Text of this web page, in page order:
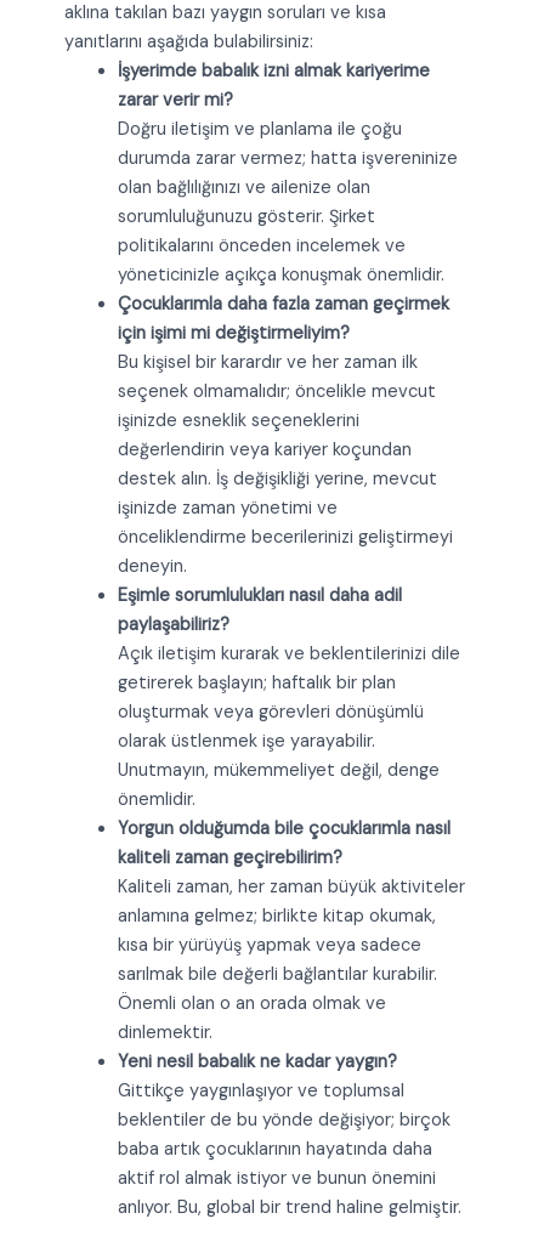
aklına takılan bazı yaygın soruları ve kısa
yanıtlarını aşağıda bulabilirsiniz:
İşyerimde babalık izni almak kariyerime
zarar verir mi?
Doğru iletişim ve planlama ile çoğu
durumda zarar vermez; hatta işvereninize
olan bağlılığınızı ve ailenize olan
sorumluluğunuzu gösterir. Şirket
politikalarını önceden incelemek ve
yöneticinizle açıkça konuşmak önemlidir.
Çocuklarımla daha fazla zaman geçirmek
için işimi mi değiştirmeliyim?
Bu kişisel bir karardır ve her zaman ilk
seçenek olmamalıdır; öncelikle mevcut
işinizde esneklik seçeneklerini
değerlendirin veya kariyer koçundan
destek alın. İş değişikliği yerine, mevcut
işinizde zaman yönetimi ve
önceliklendirme becerilerinizi geliştirmeyi
deneyin.
Eşimle sorumlulukları nasıl daha adil
paylaşabiliriz?
Açık iletişim kurarak ve beklentilerinizi dile
getirerek başlayın; haftalık bir plan
oluşturmak veya görevleri dönüşümlü
olarak üstlenmek işe yarayabilir.
Unutmayın, mükemmeliyet değil, denge
önemlidir.
Yorgun olduğumda bile çocuklarımla nasıl
kaliteli zaman geçirebilirim?
Kaliteli zaman, her zaman büyük aktiviteler
anlamına gelmez; birlikte kitap okumak,
kısa bir yürüyüş yapmak veya sadece
sarılmak bile değerli bağlantılar kurabilir.
Önemli olan o an orada olmak ve
dinlemektir.
Yeni nesil babalık ne kadar yaygın?
Gittikçe yaygınlaşıyor ve toplumsal
beklentiler de bu yönde değişiyor; birçok
baba artık çocuklarının hayatında daha
aktif rol almak istiyor ve bunun önemini
anlıyor. Bu, global bir trend haline gelmiştir.